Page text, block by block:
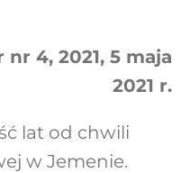
nr 4, 2021, 5 maja
2021 r.
lat od chwili
w Jemenie.